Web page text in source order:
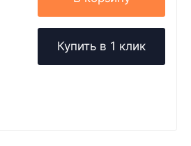
Купить в 1 клик